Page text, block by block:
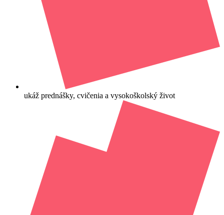
ukáž prednášky, cvičenia a vysokoškolský život